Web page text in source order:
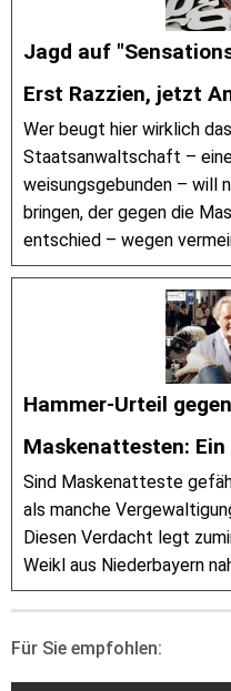
Jagd auf
Erst Razzien, jetzt
Wer beugt hier wirklich
Staatsanwaltschaft –
weisungsgebunden – will
bringen, der gegen die
entschied – wegen
Hammer-Urteil
Maskenattesten:
Sind Maskenatteste
als manche
Diesen Verdacht legt
Weikl aus Niederbayern
Für Sie empfohlen: